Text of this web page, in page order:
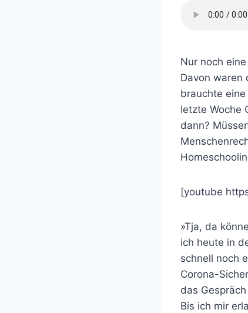
Nur noch
Davon waren
brauchte
letzte Woche
dann?
[youtube
»Tja, da
ich heute in
schnell noch
Corona-
das
Bis ich mir